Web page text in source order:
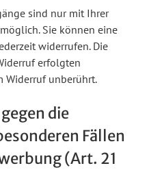
sind nur mit Ihrer
Sie können eine
widerrufen. Die
erfolgten
Widerruf unberührt.
die
Fällen
(Art. 21